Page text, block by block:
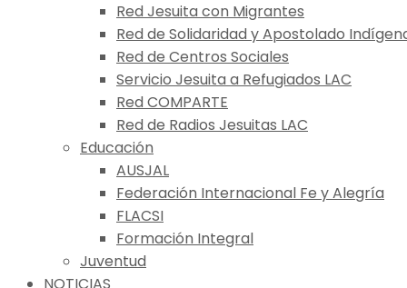
Red Jesuita con Migrantes
Red de Solidaridad y Apostolado
Red de Centros Sociales
Servicio Jesuita a Refugiados LAC
Red COMPARTE
Red de Radios Jesuitas LAC
Educación
AUSJAL
Federación Internacional Fe y Alegría
FLACSI
Formación Integral
Juventud